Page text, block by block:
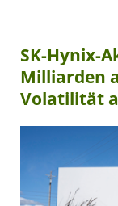
SK-Hynix-
Milliarden
Volatilität